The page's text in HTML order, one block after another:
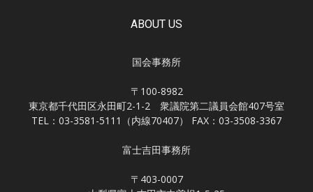
ABOUT US
国会事務所
〒100-8982
東京都千代田区永田町2-1-2 衆議院第二議員会館407号室
TEL：03-3581-5111（内線70407） FAX：03-3508-3367
富士吉田事務所
〒403-0007